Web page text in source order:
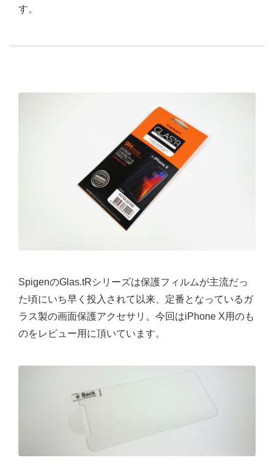
す。
SpigenのGlas.tRシリーズは保護フィルムが主流だっ
た頃にいち早く投入されて以来、定番となっているガ
ラス製の画面保護アクセサリ。今回はiPhone X用のも
のをレビュー用に頂いています。